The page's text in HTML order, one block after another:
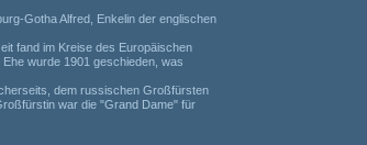
Gotha Alfred, Enkelin der englischen
fand im Kreise des Europäischen
wurde 1901 geschieden, was
dem russischen Großfürsten
war die "Grand Dame" für